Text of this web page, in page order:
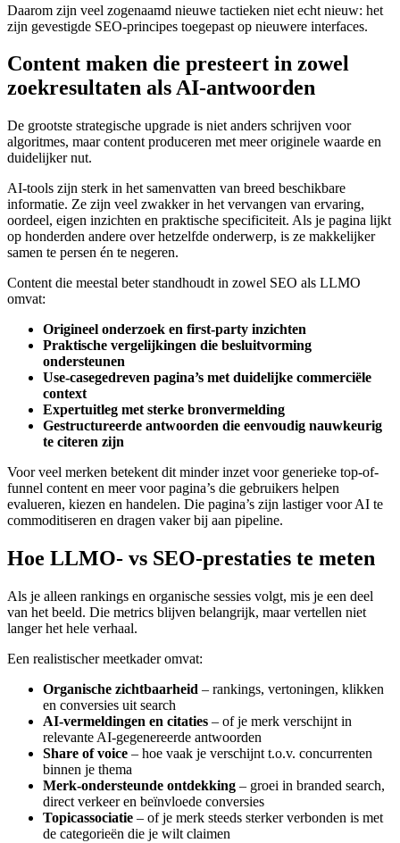
Daarom zijn veel zogenaamd nieuwe tactieken niet echt nieuw: het
zijn gevestigde SEO-principes toegepast op nieuwere interfaces.
Content maken die presteert in zowel
zoekresultaten als AI-antwoorden
De grootste strategische upgrade is niet anders schrijven voor
algoritmes, maar content produceren met meer originele waarde en
duidelijker nut.
AI-tools zijn sterk in het samenvatten van breed beschikbare
informatie. Ze zijn veel zwakker in het vervangen van ervaring,
oordeel, eigen inzichten en praktische specificiteit. Als je pagina lijkt
op honderden andere over hetzelfde onderwerp, is ze makkelijker
samen te persen én te negeren.
Content die meestal beter standhoudt in zowel SEO als LLMO
omvat:
Origineel onderzoek en first-party inzichten
Praktische vergelijkingen die besluitvorming
ondersteunen
Use-casegedreven pagina’s met duidelijke commerciële
context
Expertuitleg met sterke bronvermelding
Gestructureerde antwoorden die eenvoudig nauwkeurig
te citeren zijn
Voor veel merken betekent dit minder inzet voor generieke top-of-
funnel content en meer voor pagina’s die gebruikers helpen
evalueren, kiezen en handelen. Die pagina’s zijn lastiger voor AI te
commoditiseren en dragen vaker bij aan pipeline.
Hoe LLMO- vs SEO-prestaties te meten
Als je alleen rankings en organische sessies volgt, mis je een deel
van het beeld. Die metrics blijven belangrijk, maar vertellen niet
langer het hele verhaal.
Een realistischer meetkader omvat:
Organische zichtbaarheid – rankings, vertoningen, klikken
en conversies uit search
AI-vermeldingen en citaties – of je merk verschijnt in
relevante AI-gegenereerde antwoorden
Share of voice – hoe vaak je verschijnt t.o.v. concurrenten
binnen je thema
Merk-ondersteunde ontdekking – groei in branded search,
direct verkeer en beïnvloede conversies
Topicassociatie – of je merk steeds sterker verbonden is met
de categorieën die je wilt claimen